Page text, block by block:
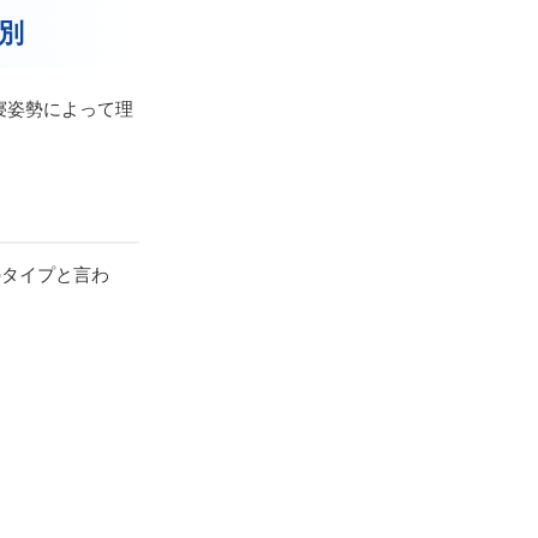
姿勢によって理
イプと言わ